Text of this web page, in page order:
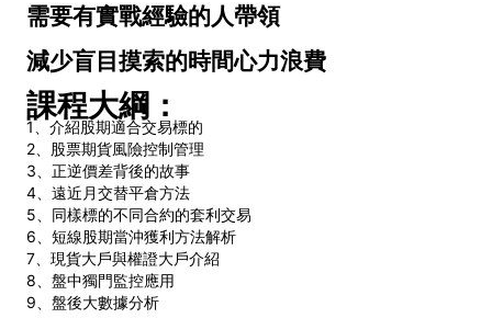
需要有實戰經驗的人帶領
減少盲目摸索的時間心力浪費
課程大綱：
1、介紹股期適合交易標的
2、股票期貨風險控制管理
3、正逆價差背後的故事
4、遠近月交替平倉方法
5、同樣標的不同合約的套利交易
6、短線股期當沖獲利方法解析
7、現貨大戶與權證大戶介紹
8、盤中獨門監控應用
9、盤後大數據分析